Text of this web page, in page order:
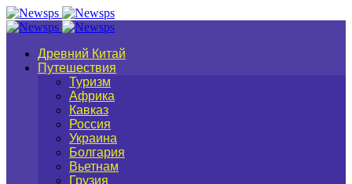
Древний Китай
Путешествия
Туризм
Африка
Кавказ
Россия
Украина
Болгария
Вьетнам
Грузия